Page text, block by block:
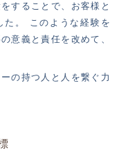
することで、お客様と
た。 このような経験を
意義と責任を改めて、
の持つ人と人を繋ぐ力